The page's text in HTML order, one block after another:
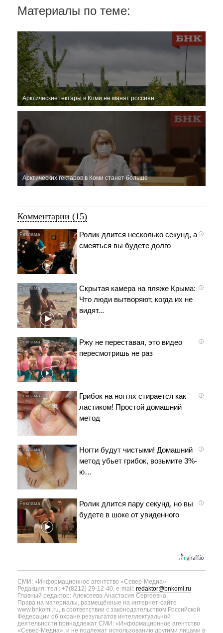
Материалы по теме:
Арктические гектары в Коми не манят россиян
Арктических гектаров в Коми станет больше
Комментарии (15)
i
Ролик длится несколько секунд, а
смеяться вы будете долго
i
Скрытая камера на пляже Крыма:
Что люди вытворяют, когда их не
видят...
i
Ржу не переставая, это видео
пересмотришь не раз
i
Грибок на ногтях стирается как
ластиком! Простой домашний
метод
i
Ногти будут чистыми! Домашний
метод убьет грибок, возьмите 3%-
ю…
i
Ролик длится пару секунд, но вы
будете в шоке от увиденного
СМИ: «Информационное агентство «Север-Медиа»
Редакция: тел.: +7(8212) 29-12-40, e-mail: redaktor@bnkomi.ru
Главный редактор: Алексеева Анастасия Сергеевна.
Права на материалы, размещённые на интернет-сайте
www.bnkomi.ru, в соответствии с законодательством Российской
Федерации об охране результатов интеллектуальной
деятельности принадлежат СМИ: «Информационное агентство
«Север-Медиа», и не подлежат использованию другими лицами в